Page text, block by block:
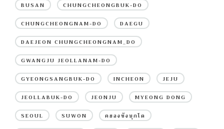
BUSAN CHUNGCHEONGBUK-DO
CHUNGCHEONGNAM-DO DAEGU
DAEJEON CHUNGCHEONGNAM_DO
GWANGJU JEOLLANAM-DO
GYEONGSANGBUK-DO INCHEON JEJU
JEOLLABUK-DO JEONJU MYEONG DONG
SEOUL SUWON คยองซังบุกโด